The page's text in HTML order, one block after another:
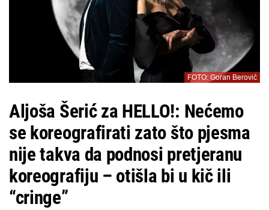
FOTO: Goran Berović
Aljoša Šerić za HELLO!: Nećemo
se koreografirati zato što pjesma
nije takva da podnosi pretjeranu
koreografiju – otišla bi u kič ili
“cringe”